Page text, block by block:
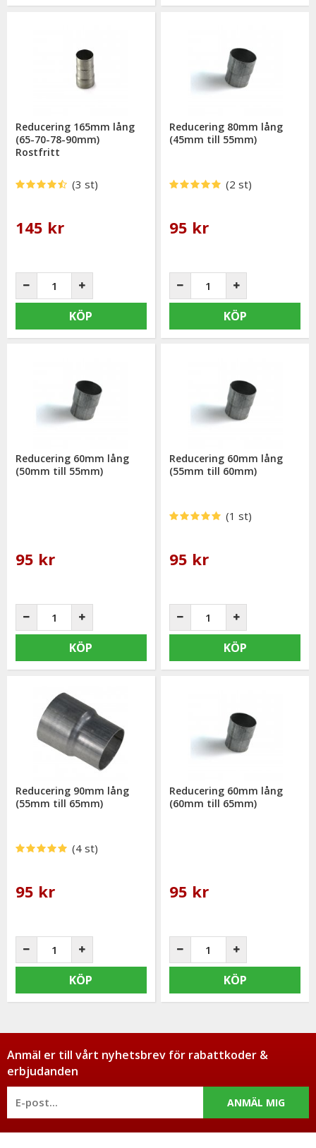
Reducering 165mm lång
(65-70-78-90mm)
Rostfritt
(3 st)
145 kr
KÖP
Reducering 80mm lång
(45mm till 55mm)
(2 st)
95 kr
KÖP
Reducering 60mm lång
(50mm till 55mm)
95 kr
KÖP
Reducering 60mm lång
(55mm till 60mm)
(1 st)
95 kr
KÖP
Reducering 90mm lång
(55mm till 65mm)
(4 st)
95 kr
KÖP
Reducering 60mm lång
(60mm till 65mm)
95 kr
KÖP
Anmäl er till vårt nyhetsbrev för rabattkoder &
erbjudanden
ANMÄL MIG